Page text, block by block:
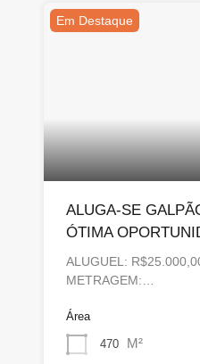
Em Destaque
ALUGA-SE
ÓTIMA
ALUGUEL:
METRAGEM:…
Área
470 M²